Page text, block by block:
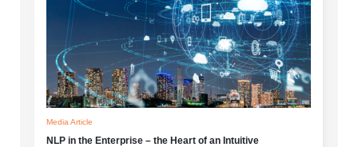
Media Article
NLP in the Enterprise – the Heart of an Intuitive